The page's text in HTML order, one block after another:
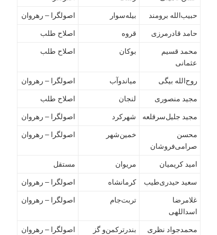
حبیب‌الله برومند بیله‌سوار اصولگرا – رهروان
حامد قادرمرزی قروه اصلاح طلب
محمد قسیم
عثمانی
بوکان اصلاح طلب
روح‌الله بیگی میاندوآب اصولگرا – رهروان
مجید منصوری لنجان اصلاح طلب
مجید جلیل‌سرقلعه شهرکرد اصولگرا – رهروان
محسن
صرامی‌فروشان
خمین‌شهر اصولگرا – رهروان
امید کریمیان مریوان مستقل
سعید حیدری‌طیب کرمانشاه اصولگرا – رهروان
غلامرضا
اسداللهی
تربت‌جام اصولگرا – رهروان
محمدجواد نظری بندرترکمن‌و گز اصولگرا – رهروان